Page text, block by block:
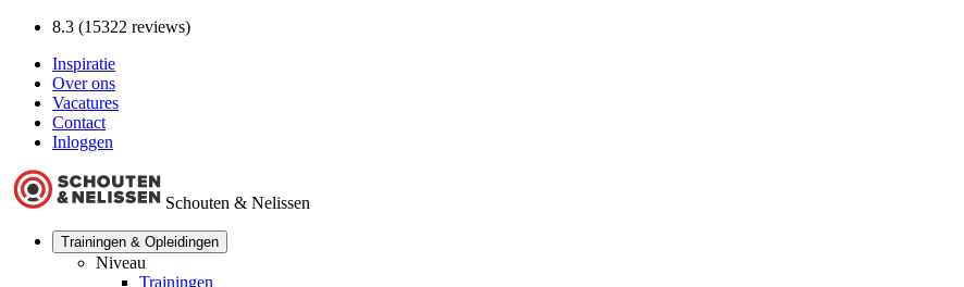
8.3 (15322 reviews)
Inspiratie
Over ons
Vacatures
Contact
Inloggen
Schouten & Nelissen
Trainingen & Opleidingen
Niveau
Trainingen